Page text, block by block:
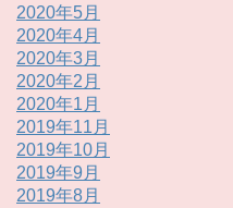
2020年5月
2020年4月
2020年3月
2020年2月
2020年1月
2019年11月
2019年10月
2019年9月
2019年8月